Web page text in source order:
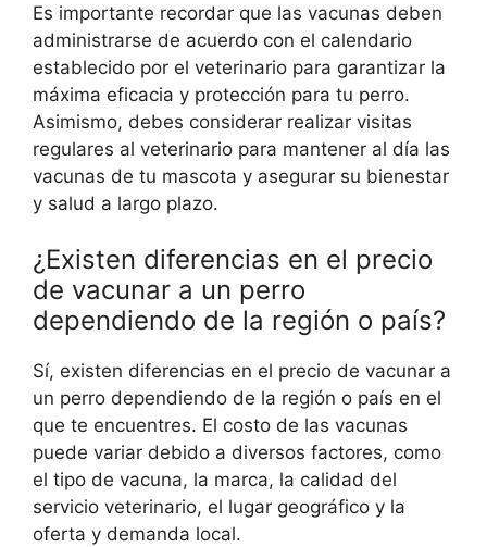
Es importante recordar que las vacunas deben
administrarse de acuerdo con el calendario
establecido por el veterinario para garantizar la
máxima eficacia y protección para tu perro.
Asimismo, debes considerar realizar visitas
regulares al veterinario para mantener al día las
vacunas de tu mascota y asegurar su bienestar
y salud a largo plazo.
¿Existen diferencias en el precio
de vacunar a un perro
dependiendo de la región o país?
Sí, existen diferencias en el precio de vacunar a
un perro dependiendo de la región o país en el
que te encuentres. El costo de las vacunas
puede variar debido a diversos factores, como
el tipo de vacuna, la marca, la calidad del
servicio veterinario, el lugar geográfico y la
oferta y demanda local.